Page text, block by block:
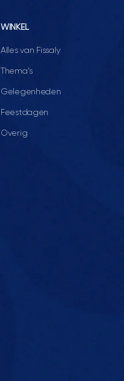
WINKEL
Alles van Fissaly
Thema's
Gelegenheden
Feestdagen
Overig